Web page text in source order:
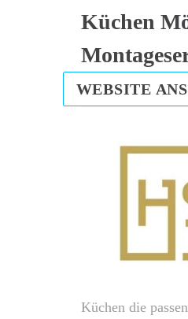
Küchen
WEBSITE
Küchen die